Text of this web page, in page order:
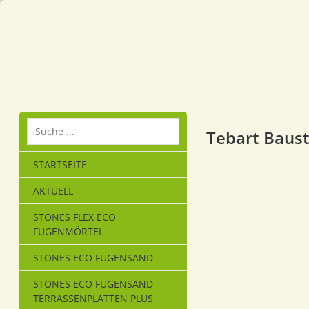
STARTSEITE
AKTUELL
STONES FLEX ECO
FUGENMÖRTEL
STONES ECO FUGENSAND
STONES ECO FUGENSAND
TERRASSENPLATTEN PLUS
Tebart